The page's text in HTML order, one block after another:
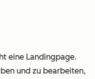
eine Landingpage.
und zu bearbeiten,